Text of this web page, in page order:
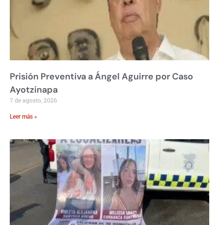
Prisión Preventiva a Ángel Aguirre por Caso
Ayotzinapa
7 de agosto, 2026
Leer más »